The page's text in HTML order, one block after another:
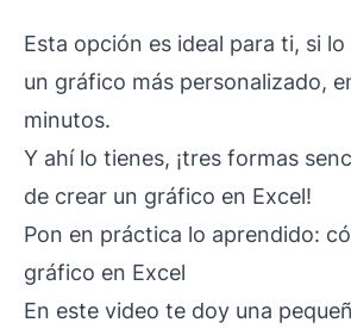
Esta opción es ideal para ti, si lo
un gráfico más personalizado,
minutos.
Y ahí lo tienes, ¡tres formas
de crear un gráfico en Excel!
Pon en práctica lo aprendido:
gráfico en Excel
En este video te doy una